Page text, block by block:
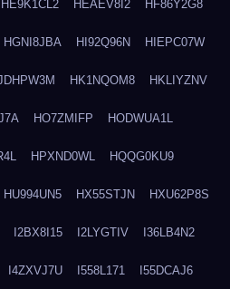
HE9K1CL2 HEAEV8I2 HF86Y2G8
HGNI8JBA HI92Q96N HIEPC07W
HK1NQOM8 HKLIYZNV
HO7ZMIFP HODWUA1L
HPXND0WL HQQG0KU9
HU994UN5 HX55STJN HXU62P8S
I2BX8I15 I2LYGTIV I36LB4N2
I4ZXVJ7U I558L171 I55DCAJ6